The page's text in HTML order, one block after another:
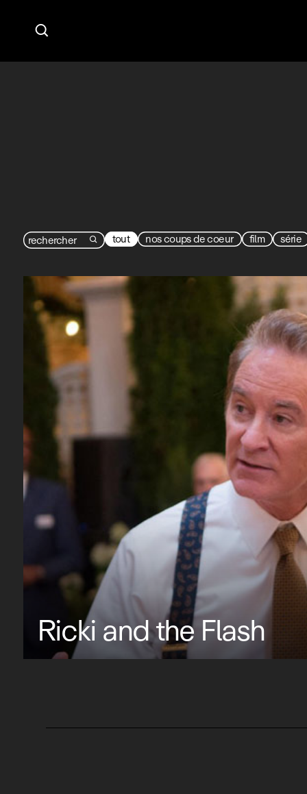

 tout nos coups de coeur film série
Ricki and the Flash